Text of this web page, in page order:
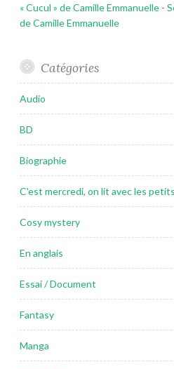
« Cucul » de Camille Emmanuelle -
de Camille Emmanuelle
Catégories
Audio
BD
Biographie
C'est mercredi, on lit avec les
Cosy mystery
En anglais
Essai / Document
Fantasy
Manga